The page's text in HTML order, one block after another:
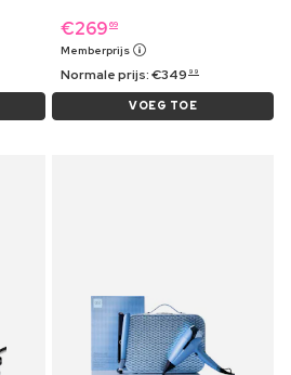
€269 69
Memberprijs
Normale prijs:€349 99
VOEG TOE